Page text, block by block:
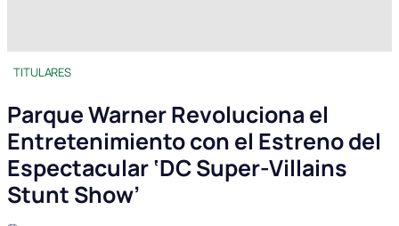
TITULARES
Parque Warner Revoluciona el
Entretenimiento con el Estreno del
Espectacular ‘DC Super-Villains
Stunt Show’